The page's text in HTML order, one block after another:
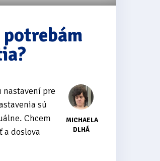
MICHAELA
DLHÁ
pre
sú
Chcem
a doslova